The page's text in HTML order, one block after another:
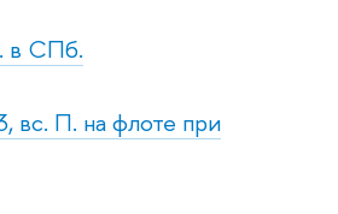
в СПб.
вс. П. на флоте при